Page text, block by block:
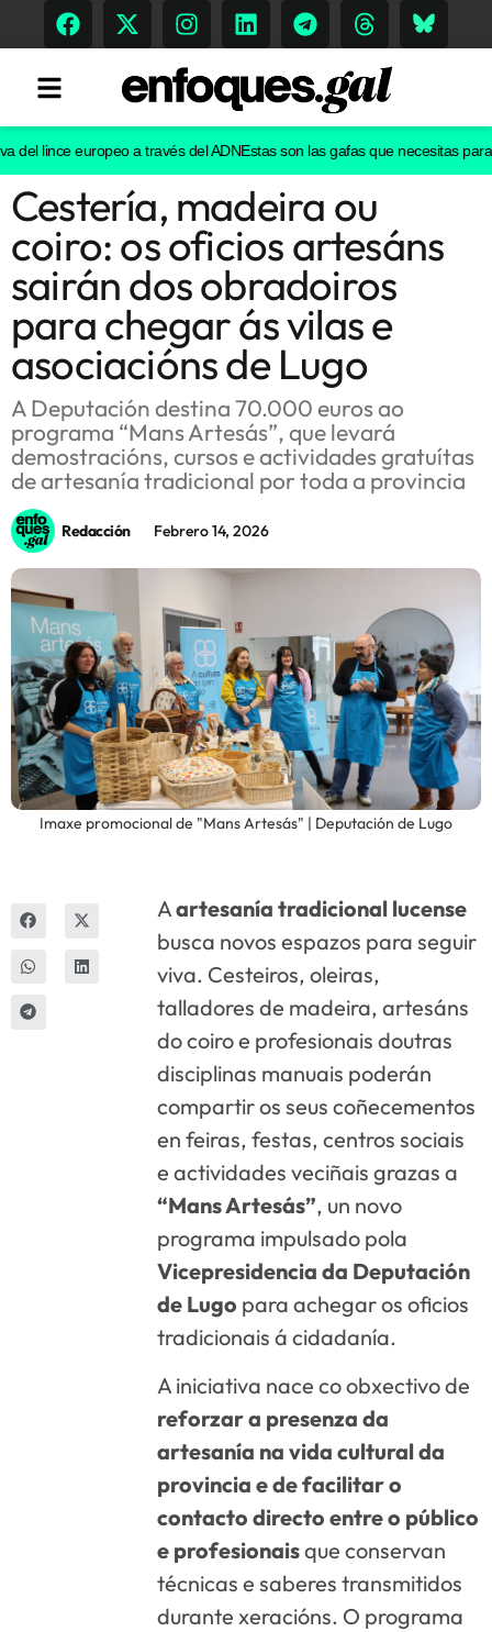
Tendencias
Memoria Histórica
Gastronomía
Escenarios
Sostenibilidad
Innova
lince europeo a través del ADNEstas son las gafas que necesitas para
Cestería, madeira ou
coiro: os oficios artesáns
sairán dos obradoiros
para chegar ás vilas e
asociacións de Lugo
A Deputación destina 70.000 euros ao
programa “Mans Artesás”, que levará
demostracións, cursos e actividades gratuítas
de artesanía tradicional por toda a provincia
Redacción Febrero 14, 2026
Imaxe promocional de "Mans Artesás" | Deputación de Lugo
Aartesanía tradicional lucense
busca novos espazos para seguir
viva. Cesteiros, oleiras,
talladores de madeira, artesáns
do coiro e profesionais doutras
disciplinas manuais poderán
compartir os seus coñecementos
en feiras, festas, centros sociais
e actividades veciñais grazas a
“Mans Artesás”, un novo
programa impulsado pola
Vicepresidencia da Deputación
de Lugo para achegar os oficios
tradicionais á cidadanía.
A iniciativa nace co obxectivo de
reforzar a presenza da
artesanía na vida cultural da
provincia e de facilitar o
contacto directo entre o público
e profesionaisque conservan
técnicas e saberes transmitidos
durante xeracións. O programa